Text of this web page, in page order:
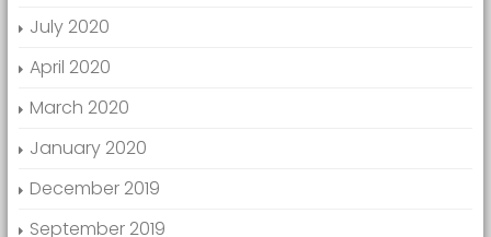
July 2020
April 2020
March 2020
January 2020
December 2019
September 2019